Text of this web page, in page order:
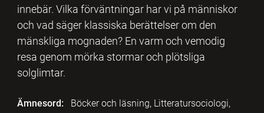
innebär. Vilka förväntningar har vi på människor
och vad säger klassiska berättelser om den
mänskliga mognaden? En varm och vemodig
resa genom mörka stormar och plötsliga
solglimtar.
Ämnesord:
Böcker och läsning, Litteratursociologi,